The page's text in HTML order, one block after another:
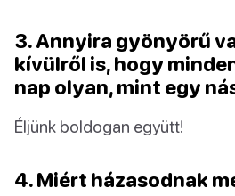
3. Annyira gyönyörű
kívülről is, hogy
nap olyan, mint egy
Éljünk boldogan együtt!
4. Miért házasodnak